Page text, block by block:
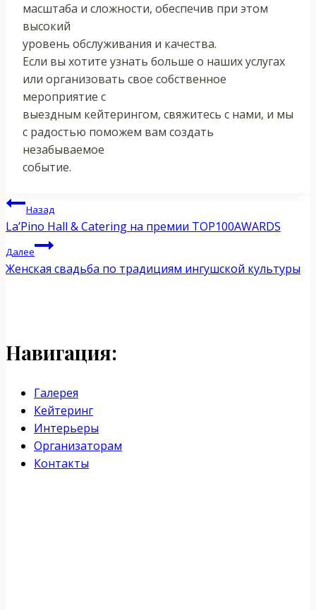
масштаба и сложности, обеспечив при этом
высокий
уровень обслуживания и качества.
Если вы хотите узнать больше о наших услугах
или организовать свое собственное
мероприятие с
выездным кейтерингом, свяжитесь с нами, и мы
с радостью поможем вам создать
незабываемое
событие.
Навигация
по
записям
Назад
La’Pino Hall & Catering на премии TOP100AWARDS
Далее
Женская свадьба по традициям ингушской культуры
Навигация:
Галерея
Кейтеринг
Интерьеры
Организаторам
Контакты